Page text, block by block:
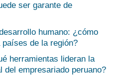
ser garante de
humano: ¿cómo
de la región?
herramientas lideran la
del empresariado peruano?